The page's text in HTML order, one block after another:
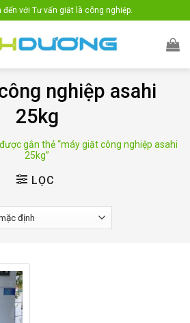
đến với Tư vấn giặt là công nghiệp.
nghiệp asahi
25kg
gắn thẻ “máy giặt công nghiệp asahi
25kg”
LỌC